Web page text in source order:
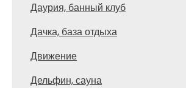
Даурия, банный клуб
Дачка, база отдыха
Движение
Дельфин, сауна